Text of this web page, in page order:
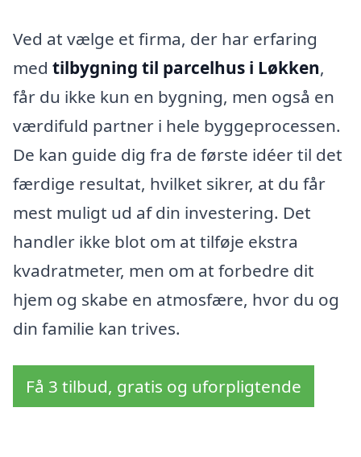
Ved at vælge et firma, der har erfaring
med tilbygning til parcelhus i Løkken,
får du ikke kun en bygning, men også en
værdifuld partner i hele byggeprocessen.
De kan guide dig fra de første idéer til det
færdige resultat, hvilket sikrer, at du får
mest muligt ud af din investering. Det
handler ikke blot om at tilføje ekstra
kvadratmeter, men om at forbedre dit
hjem og skabe en atmosfære, hvor du og
din familie kan trives.
Få 3 tilbud, gratis og uforpligtende